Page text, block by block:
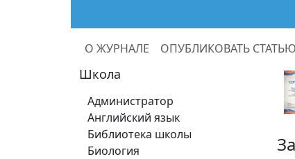
О ЖУРНАЛЕ ОПУБЛИКОВАТЬ СТАТЬЮ
Школа
Администратор
Английский язык
Библиотека школы
Биология